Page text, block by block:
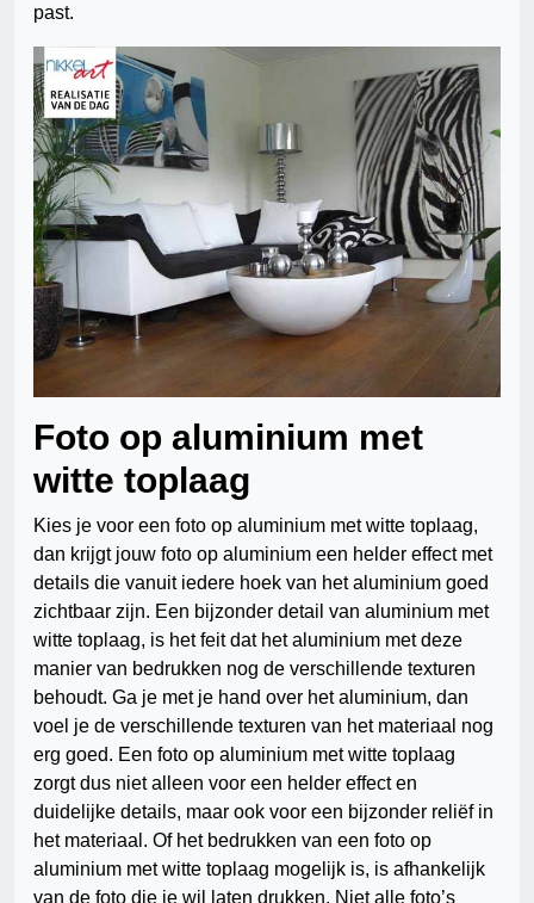
past.
Foto op aluminium met
witte toplaag
Kies je voor een foto op aluminium met witte toplaag,
dan krijgt jouw foto op aluminium een helder effect met
details die vanuit iedere hoek van het aluminium goed
zichtbaar zijn. Een bijzonder detail van aluminium met
witte toplaag, is het feit dat het aluminium met deze
manier van bedrukken nog de verschillende texturen
behoudt. Ga je met je hand over het aluminium, dan
voel je de verschillende texturen van het materiaal nog
erg goed. Een foto op aluminium met witte toplaag
zorgt dus niet alleen voor een helder effect en
duidelijke details, maar ook voor een bijzonder reliëf in
het materiaal. Of het bedrukken van een foto op
aluminium met witte toplaag mogelijk is, is afhankelijk
van de foto die je wil laten drukken. Niet alle foto’s